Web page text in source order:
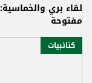
لقاء بري
مفتوحة
كتائبيات